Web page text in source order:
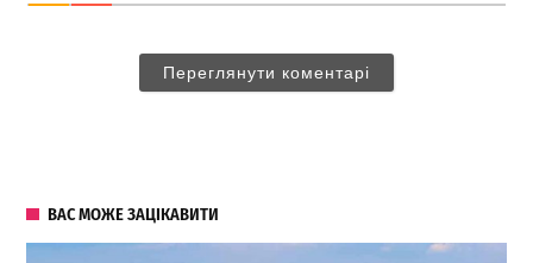
Переглянути коментарі
ВАС МОЖЕ ЗАЦІКАВИТИ